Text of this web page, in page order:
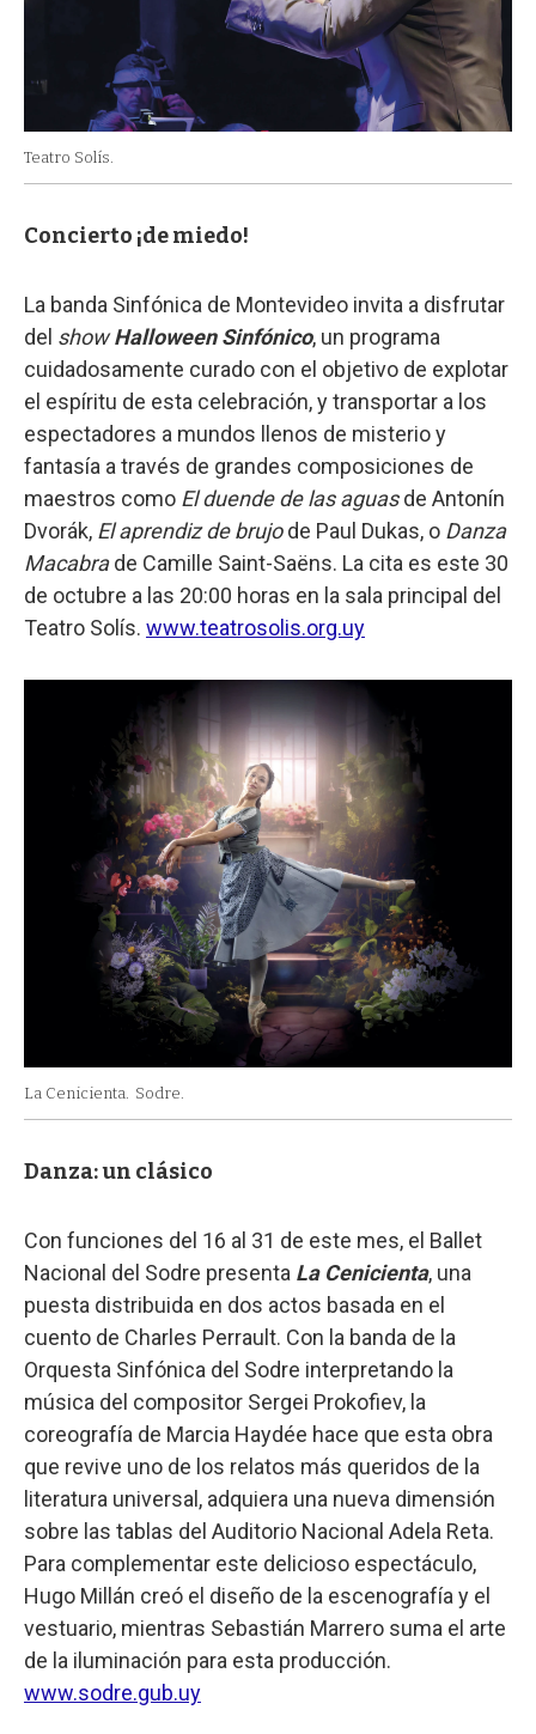
Teatro Solís.
Concierto ¡de miedo!
La banda Sinfónica de Montevideo invita a disfrutar
del show Halloween Sinfónico, un programa
cuidadosamente curado con el objetivo de explotar
el espíritu de esta celebración, y transportar a los
espectadores a mundos llenos de misterio y
fantasía a través de grandes composiciones de
maestros como El duende de las aguasde Antonín
Dvorák, El aprendiz de brujode Paul Dukas, o Danza
Macabrade Camille Saint-Saëns. La cita es este 30
de octubre a las 20:00 horas en la sala principal del
Teatro Solís. www.teatrosolis.org.uy
La Cenicienta. Sodre.
Danza: un clásico
Con funciones del 16 al 31 de este mes, el Ballet
Nacional del Sodre presenta La Cenicienta, una
puesta distribuida en dos actos basada en el
cuento de Charles Perrault. Con la banda de la
Orquesta Sinfónica del Sodre interpretando la
música del compositor Sergei Prokofiev, la
coreografía de Marcia Haydée hace que esta obra
que revive uno de los relatos más queridos de la
literatura universal, adquiera una nueva dimensión
sobre las tablas del Auditorio Nacional Adela Reta.
Para complementar este delicioso espectáculo,
Hugo Millán creó el diseño de la escenografía y el
vestuario, mientras Sebastián Marrero suma el arte
de la iluminación para esta producción.
www.sodre.gub.uy